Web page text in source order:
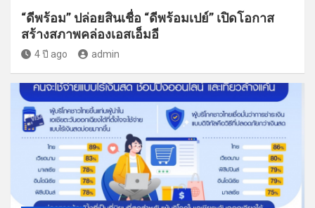
“ดีพร้อม” ปล่อยสินเชื่อ “ดีพร้อมเปย์” เปิดโอกาส
สร้างสภาพคล่องเอสเอ็มอี
4 ปี ago admin